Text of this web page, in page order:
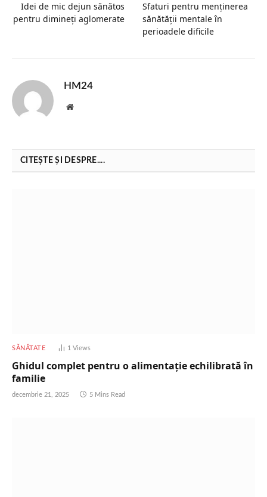
Idei de mic dejun sănătos
pentru dimineți aglomerate
Sfaturi pentru menținerea
sănătății mentale în
perioadele dificile
HM24
Website
CITEȘTE ȘI DESPRE....
SĂNĂTATE 1Views
Ghidul complet pentru o alimentație echilibrată în
familie
decembrie 21, 2025 5 Mins Read